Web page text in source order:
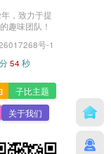
，致力于提
趣味团队！
号-1
分54 秒
子比主题
关于我们